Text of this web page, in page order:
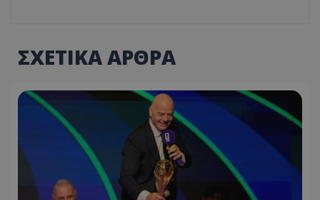
ΣΧΕΤΙΚΑ ΑΡΘΡΑ